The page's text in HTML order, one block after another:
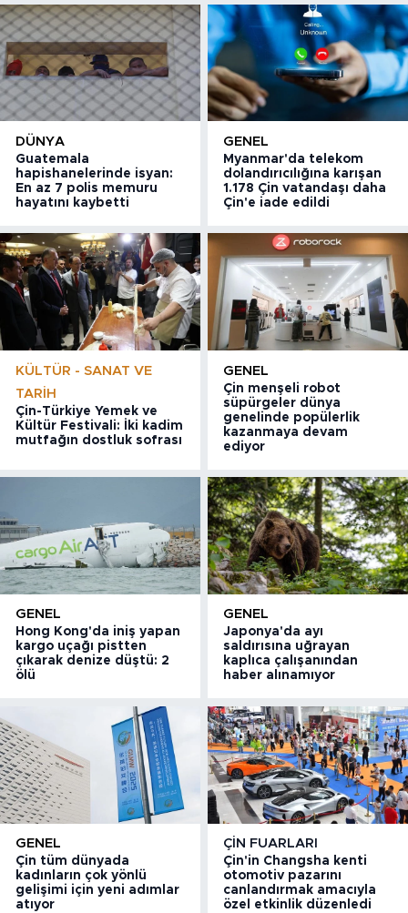
DÜNYA
Guatemala
hapishanelerinde isyan:
En az 7 polis memuru
hayatını kaybetti
GENEL
Myanmar'da telekom
dolandırıcılığına karışan
1.178 Çin vatandaşı daha
Çin'e iade edildi
KÜLTÜR - SANAT VE
TARIH
Çin-Türkiye Yemek ve
Kültür Festivali: İki kadim
mutfağın dostluk sofrası
GENEL
Çin menşeli robot
süpürgeler dünya
genelinde popülerlik
kazanmaya devam
ediyor
GENEL
Hong Kong'da iniş yapan
kargo uçağı pistten
çıkarak denize düştü: 2
ölü
GENEL
Japonya'da ayı
saldırısına uğrayan
kaplıca çalışanından
haber alınamıyor
GENEL
Çin tüm dünyada
kadınların çok yönlü
gelişimi için yeni adımlar
atıyor
ÇIN FUARLARI
Çin'in Changsha kenti
otomotiv pazarını
canlandırmak amacıyla
özel etkinlik düzenledi